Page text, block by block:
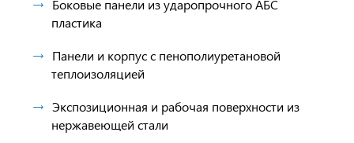
Боковые панели из ударопрочного АБС
пластика
Панели и корпус с пенополиуретановой
теплоизоляцией
Экспозиционная и рабочая поверхности из
нержавеющей стали